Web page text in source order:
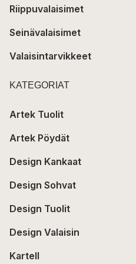
Riippuvalaisimet
Seinävalaisimet
Valaisintarvikkeet
KATEGORIAT
Artek Tuolit
Artek Pöydät
Design Kankaat
Design Sohvat
Design Tuolit
Design Valaisin
Kartell